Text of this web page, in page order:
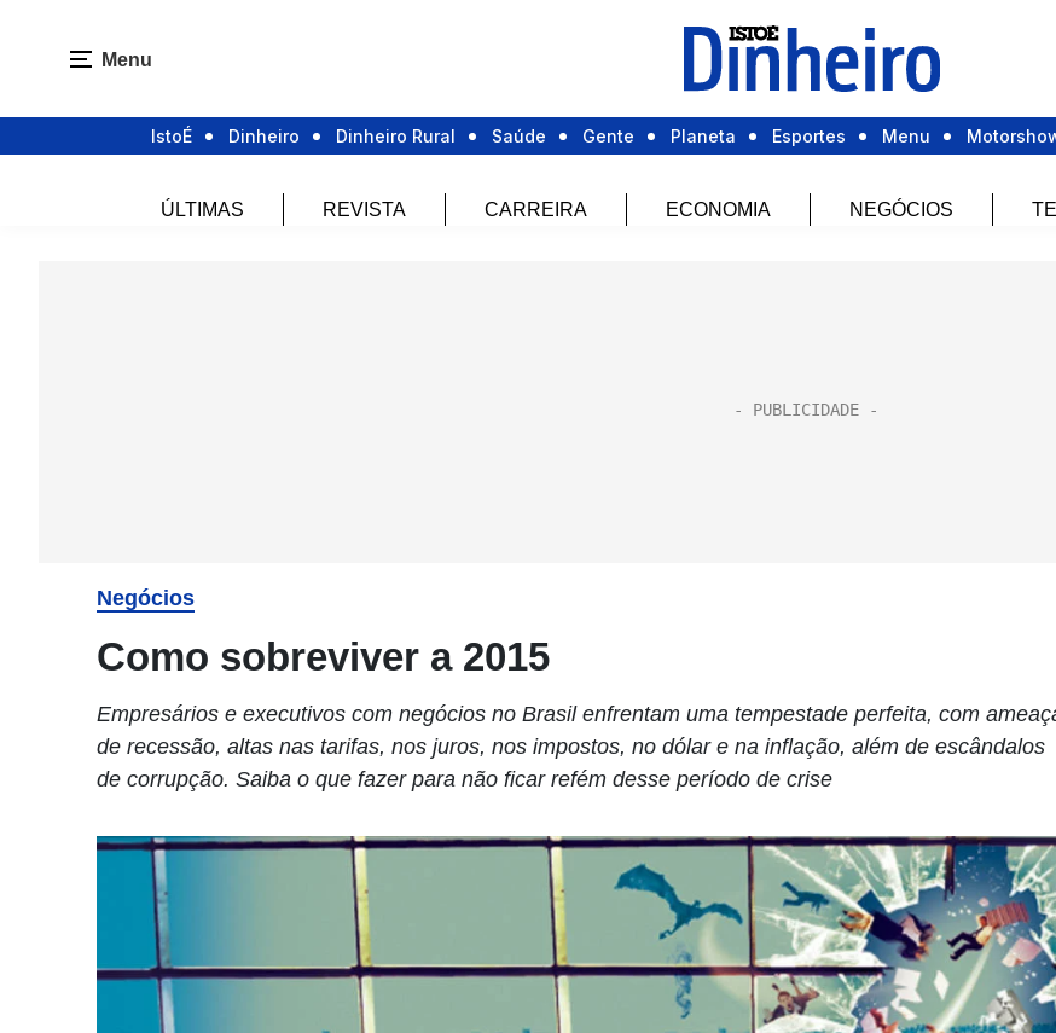
Menu
IstoÉ Dinheiro Dinheiro Rural Saúde Gente Planeta Esportes Menu
ÚLTIMAS REVISTA CARREIRA ECONOMIA NEGÓCIOS
Negócios
Como sobreviver a 2015
Empresários e executivos com negócios no Brasil enfrentam uma tempestade perfeita, com
de recessão, altas nas tarifas, nos juros, nos impostos, no dólar e na inflação, além de escândalos
de corrupção. Saiba o que fazer para não ficar refém desse período de crise